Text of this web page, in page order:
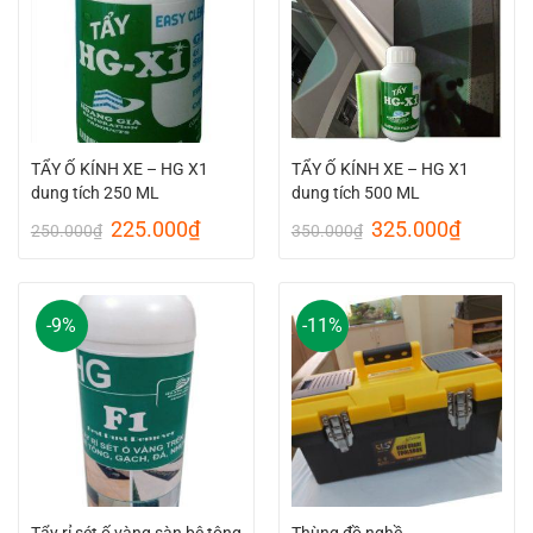
TẨY Ố KÍNH XE – HG X1
dung tích 250 ML
250.000₫ Original
250.000₫.
225.000₫Current
price
TẨY Ố KÍNH XE – HG X1
dung tích 500 ML
350.000₫ Original
350.000₫.
325.000₫Current
price
-9% -11%